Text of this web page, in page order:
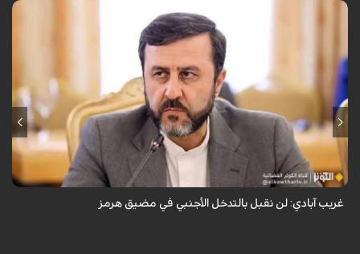
قال نائب وزير الخارجية الإيراني كاظم غريب آبادي، إن إيران لن تقبل بالتدخل
الأجنبي في مضيق هرمز.
غريب آبادي: لن نقبل بالتدخل الأجنبي في مضيق هرمز